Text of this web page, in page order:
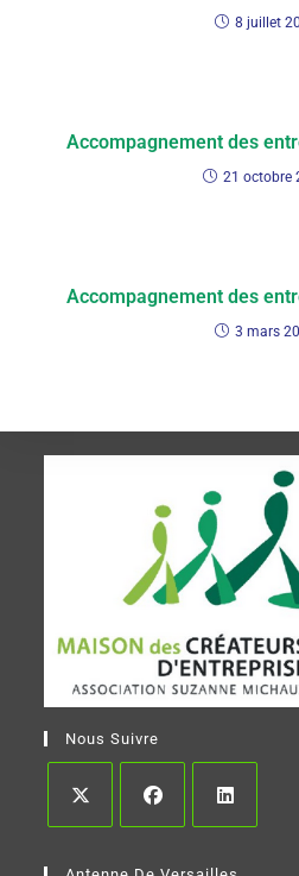
8 juillet
Accompagnement des
21 octobre
Accompagnement des
3 mars
Nous Suivre